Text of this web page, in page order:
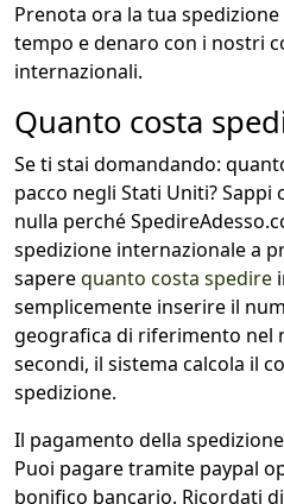
Prenota ora la tua
tempo e denaro con i nostri
internazionali.
Quanto costa
Se ti stai domandando:
pacco negli Stati Uniti? Sappi
nulla perché
spedizione internazionale a
saperequanto costa spedire
semplicemente inserire il
geografica di riferimento nel
secondi, il sistema calcola il
spedizione.
Il pagamento della
Puoi pagare tramite paypal
bonifico bancario. Ricordati